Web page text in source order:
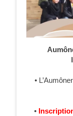
•
•